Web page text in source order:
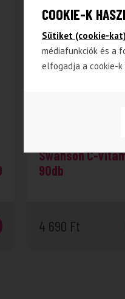
Swanson C-
90db
4 690 Ft
COOKIE-K
Sütiket (cookie-
médiafunkciók és a
elfogadja a cookie-